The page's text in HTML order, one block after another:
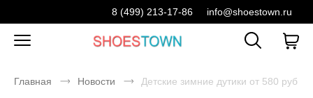
8 (499) 213-17-86 info@shoestown.ru
Главная Новости Детские зимние дутики от 580 руб